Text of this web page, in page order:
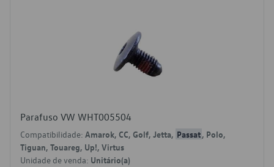
Parafuso VW WHT005504
Compatibilidade: Amarok, CC, Golf, Jetta, Passat, Polo,
Tiguan, Touareg, Up!, Virtus
Unidade de venda: Unitário(a)